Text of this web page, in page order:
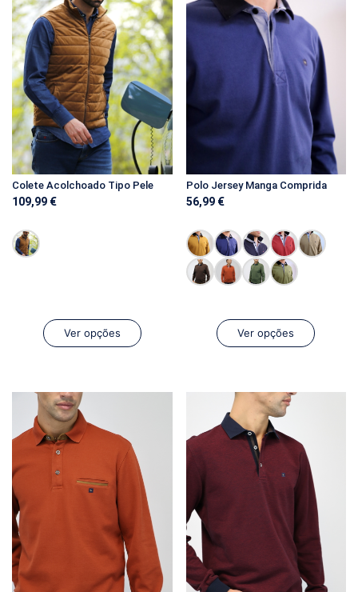
Colete Acolchoado Tipo Pele
109,99 €
Ver opções
Polo Jersey Manga Comprida
56,99 €
Ver opções